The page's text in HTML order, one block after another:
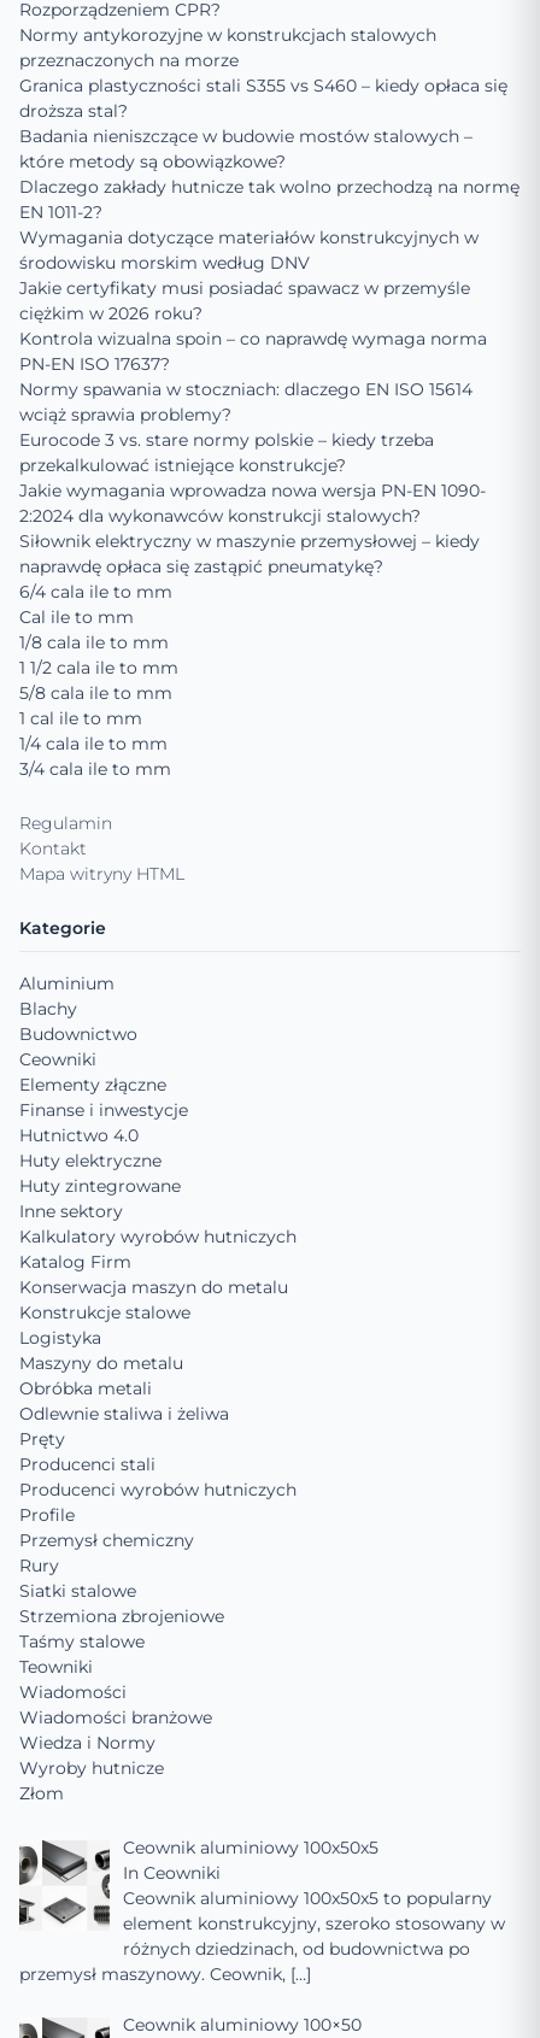
Rozporządzeniem CPR?
Normy antykorozyjne w konstrukcjach stalowych
przeznaczonych na morze
Granica plastyczności stali S355 vs S460 – kiedy opłaca się
droższa stal?
Badania nieniszczące w budowie mostów stalowych –
które metody są obowiązkowe?
Dlaczego zakłady hutnicze tak wolno przechodzą na normę
EN 1011-2?
Wymagania dotyczące materiałów konstrukcyjnych w
środowisku morskim według DNV
Jakie certyfikaty musi posiadać spawacz w przemyśle
ciężkim w 2026 roku?
Kontrola wizualna spoin – co naprawdę wymaga norma
PN-EN ISO 17637?
Normy spawania w stoczniach: dlaczego EN ISO 15614
wciąż sprawia problemy?
Eurocode 3 vs. stare normy polskie – kiedy trzeba
przekalkulować istniejące konstrukcje?
Jakie wymagania wprowadza nowa wersja PN-EN 1090-
2:2024 dla wykonawców konstrukcji stalowych?
Siłownik elektryczny w maszynie przemysłowej – kiedy
naprawdę opłaca się zastąpić pneumatykę?
6/4 cala ile to mm
Cal ile to mm
1/8 cala ile to mm
1 1/2 cala ile to mm
5/8 cala ile to mm
1 cal ile to mm
1/4 cala ile to mm
3/4 cala ile to mm
Regulamin
Kontakt
Mapa witryny HTML
Kategorie
Aluminium
Blachy
Budownictwo
Ceowniki
Elementy złączne
Finanse i inwestycje
Hutnictwo 4.0
Huty elektryczne
Huty zintegrowane
Inne sektory
Kalkulatory wyrobów hutniczych
Katalog Firm
Konserwacja maszyn do metalu
Konstrukcje stalowe
Logistyka
Maszyny do metalu
Obróbka metali
Odlewnie staliwa i żeliwa
Pręty
Producenci stali
Producenci wyrobów hutniczych
Profile
Przemysł chemiczny
Rury
Siatki stalowe
Strzemiona zbrojeniowe
Taśmy stalowe
Teowniki
Wiadomości
Wiadomości branżowe
Wiedza i Normy
Wyroby hutnicze
Złom
Ceownik aluminiowy 100x50x5
In Ceowniki
Ceownik aluminiowy 100x50x5 to popularny
element konstrukcyjny, szeroko stosowany w
różnych dziedzinach, od budownictwa po
przemysł maszynowy. Ceownik, […]
Ceownik aluminiowy 100×50